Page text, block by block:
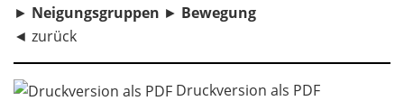
► Neigungsgruppen ► Bewegung
◄ zurück
Druckversion als PDF